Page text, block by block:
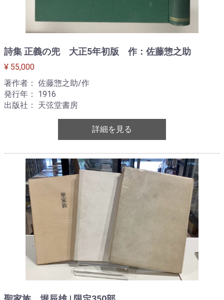
詩集 正義の兜 大正5年初版 作：佐藤惣之助
¥ 55,000
著作者： 佐藤惣之助/作
発行年： 1916
出版社： 天弦堂書房
詳細を見る